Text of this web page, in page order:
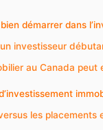
démarrer dans
investisseur
au Canada
les placements